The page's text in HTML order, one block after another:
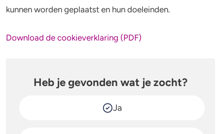
Gezondheid
Mentale gezondheid
Kinderwens & zwangerschap
Alcohol en opvoeden
Standaardglazen en calorieën berekenen
kunnen worden geplaatst en hun doeleinden.
Download de cookieverklaring (PDF)
Heb je gevonden wat je zocht?
Ja